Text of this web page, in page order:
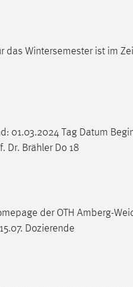
das Wintersemester ist im
01.03.2024 Tag Datum
Dr. Brähler Do 18
der OTH Amberg-
Dozierende